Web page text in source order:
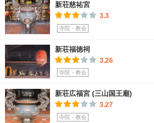
新荘慈祐宮
3.3
寺院・教会
新荘福徳祠
3.26
寺院・教会
新荘広福宮 (三山国王廟)
3.27
寺院・教会